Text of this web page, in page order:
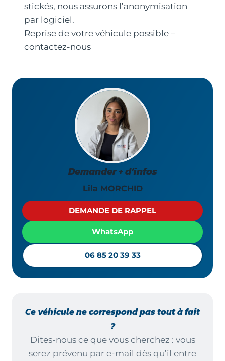
stickés, nous assurons l’anonymisation
par logiciel.
Reprise de votre véhicule possible –
Demander + d’infos
Lila MORCHID
WhatsApp
06 85 20 39 33
DEMANDE DE RAPPEL
Ce véhicule ne correspond pas tout à fait
?
Dites-nous ce que vous cherchez : vous
serez prévenu par e-mail dès qu’il entre